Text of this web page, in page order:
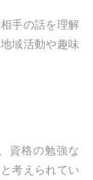
手の話を理解
域活動や趣味
資格の勉強な
考えられてい